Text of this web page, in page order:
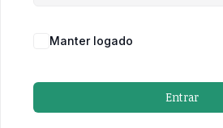
Manter logado
Entrar